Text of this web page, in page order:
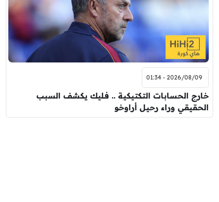
2026/08/09 - 01:34
خارج الحسابات التكتيكية .. فليك يكشف السبب
الحقيقي وراء رحيل أراوخو